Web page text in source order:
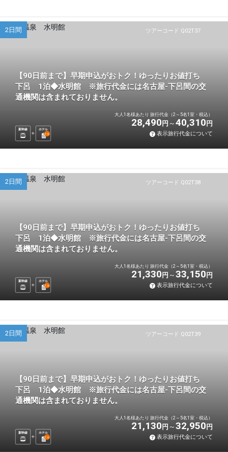
ツアーコード Q02T37
2日間
【90日前まで】早期申込がおトク！ゆったりお値打ち
下呂 1泊◆水明館 ※旅行代金には名古屋-下呂間の交
通機関は含まれておりません。
新幹線
ホテル
1 泊
大人1名様あたり 旅行代金（2～5名1室・税込）
28,490 円 40,310 円
表示旅行代金について
ツアーコード Q02T38
2日間
【90日前まで】早期申込がおトク！ゆったりお値打ち
下呂 1泊◆水明館 ※旅行代金には名古屋-下呂間の交
通機関は含まれておりません。
新幹線
ホテル
1 泊
大人1名様あたり 旅行代金（2～5名1室・税込）
21,330 円 33,150 円
表示旅行代金について
ツアーコード Q02T39
2日間
【90日前まで】早期申込がおトク！ゆったりお値打ち
下呂 1泊◆水明館 ※旅行代金には名古屋-下呂間の交
通機関は含まれておりません。
新幹線
ホテル
1 泊
大人1名様あたり 旅行代金（2～5名1室・税込）
21,130 円 32,950 円
表示旅行代金について